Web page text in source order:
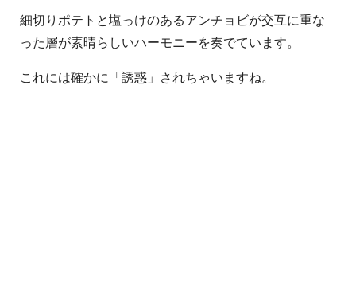
細切りポテトと塩っけのあるアンチョビが交互に重な
った層が素晴らしいハーモニーを奏でています。
これには確かに「誘惑」されちゃいますね。